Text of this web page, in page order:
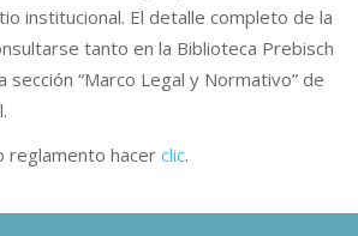
institucional. El detalle completo de la
tanto en la Biblioteca Prebisch
sección “Marco Legal y Normativo” de
reglamento hacer clic.